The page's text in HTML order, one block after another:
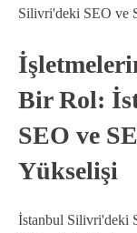
Silivri'deki SEO ve
Bir Rol:
SEO ve
Yükselişi
İstanbul Silivri'deki